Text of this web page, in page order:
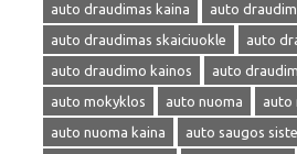
auto draudimas kaina
auto
auto draudimas skaiciuokle
auto
auto draudimo kainos
auto
auto mokyklos
auto nuoma
auto
auto nuoma kaina
auto saugos